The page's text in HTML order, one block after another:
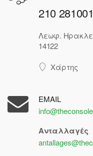
210
Λεωφ.
14122
Χάρτης
EMAIL
Ανταλλαγές